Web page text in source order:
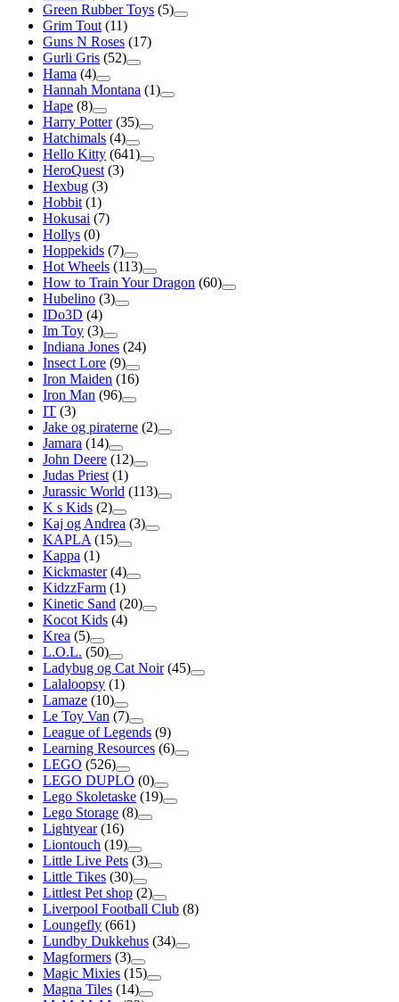
Green Rubber Toys (5)
Grim Tout (11)
Guns N Roses (17)
Gurli Gris (52)
Hama (4)
Hannah Montana (1)
Hape (8)
Harry Potter (35)
Hatchimals (4)
Hello Kitty (641)
HeroQuest (3)
Hexbug (3)
Hobbit (1)
Hokusai (7)
Hollys (0)
Hoppekids (7)
Hot Wheels (113)
How to Train Your Dragon (60)
Hubelino (3)
IDo3D (4)
Im Toy (3)
Indiana Jones (24)
Insect Lore (9)
Iron Maiden (16)
Iron Man (96)
IT (3)
Jake og piraterne (2)
Jamara (14)
John Deere (12)
Judas Priest (1)
Jurassic World (113)
K s Kids (2)
Kaj og Andrea (3)
KAPLA (15)
Kappa (1)
Kickmaster (4)
KidzzFarm (1)
Kinetic Sand (20)
Kocot Kids (4)
Krea (5)
L.O.L. (50)
Ladybug og Cat Noir (45)
Lalaloopsy (1)
Lamaze (10)
Le Toy Van (7)
League of Legends (9)
Learning Resources (6)
LEGO (526)
LEGO DUPLO (0)
Lego Skoletaske (19)
Lego Storage (8)
Lightyear (16)
Liontouch (19)
Little Live Pets (3)
Little Tikes (30)
Littlest Pet shop (2)
Liverpool Football Club (8)
Loungefly (661)
Lundby Dukkehus (34)
Magformers (3)
Magic Mixies (15)
Magna Tiles (14)